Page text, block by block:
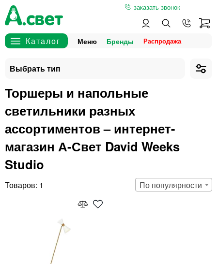
заказать звонок
Меню Бренды
Торшеры и напольные
светильники разных
ассортиментов – интернет-
магазин А-Свет David Weeks
Studio
1 По популярности